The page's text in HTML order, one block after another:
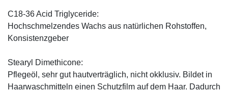
C18-36 Acid Triglyceride:
Hochschmelzendes Wachs aus natürlichen Rohstoffen,
Konsistenzgeber
Stearyl Dimethicone:
Pflegeöl, sehr gut hautverträglich, nicht okklusiv. Bildet in
Haarwaschmitteln einen Schutzfilm auf dem Haar. Dadurch